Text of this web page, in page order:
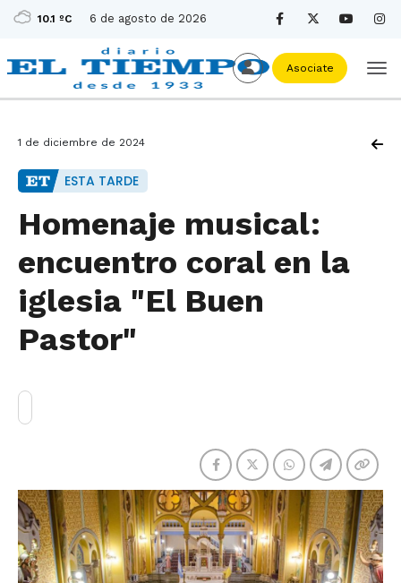
10.1 ºC 6 de agosto de 2026
Asociate
1 de diciembre de 2024
ESTA TARDE
Homenaje musical:
encuentro coral en la
iglesia "El Buen
Pastor"